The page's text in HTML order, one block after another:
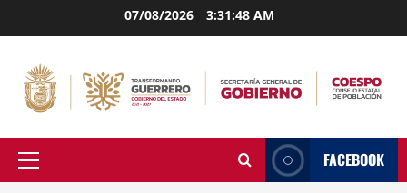
to
content
07/08/2026 3:31:49 AM
Primary
FACEBOOK